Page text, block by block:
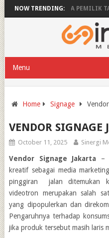
NOW TRENDING:
PLANG NAMA PEMILIK TANAH
Menu
Home Signage
VENDOR SIGNAGE
October 11, 2025 Sinergi
Vendor Signage Jakarta –
kreatif sebagai media
pinggiran jalan ditemukan
videotron merupakan salah
yang dipopulerkan dan
Pengaruhnya terhadap
jika produk tersebut masih laris